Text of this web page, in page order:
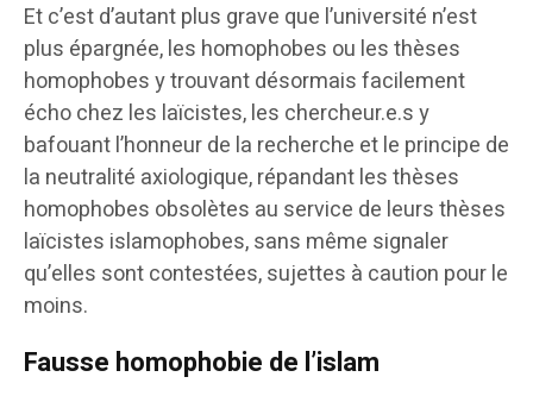
Et c’est d’autant plus grave que l’université n’est
plus épargnée, les homophobes ou les thèses
homophobes y trouvant désormais facilement
écho chez les laïcistes, les chercheur.e.s y
bafouant l’honneur de la recherche et le principe de
la neutralité axiologique, répandant les thèses
homophobes obsolètes au service de leurs thèses
laïcistes islamophobes, sans même signaler
qu’elles sont contestées, sujettes à caution pour le
moins.
Fausse homophobie de l’islam